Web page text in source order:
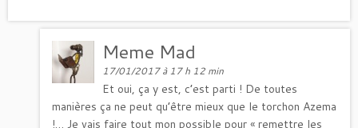
Meme Mad
17/01/2017 à 17 h 12 min
Et oui, ça y est, c’est parti ! De toutes
manières ça ne peut qu’être mieux que le torchon Azema
!… Je vais faire tout mon possible pour « remettre les